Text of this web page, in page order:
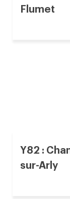
Flumet
Y82 :
sur-Arly